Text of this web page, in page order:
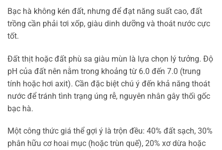
Bạc hà không kén đất, nhưng để đạt năng suất cao, đất
trồng cần phải tơi xốp, giàu dinh dưỡng và thoát nước cực
tốt.
Đất thịt hoặc đất phù sa giàu mùn là lựa chọn lý tưởng. Độ
pH của đất nên nằm trong khoảng từ 6.0 đến 7.0 (trung
tính hoặc hơi axit). Cần đặc biệt chú ý đến khả năng thoát
nước để tránh tình trạng úng rễ, nguyên nhân gây thối gốc
bạc hà.
Một công thức giá thể gợi ý là trộn đều: 40% đất sạch, 30%
phân hữu cơ hoai mục (hoặc trùn quế), 20% xơ dừa hoặc